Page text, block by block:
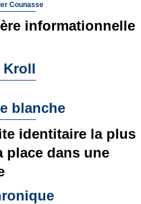
Counasse
informationnelle
Kroll
blanche
identitaire la plus
place dans une